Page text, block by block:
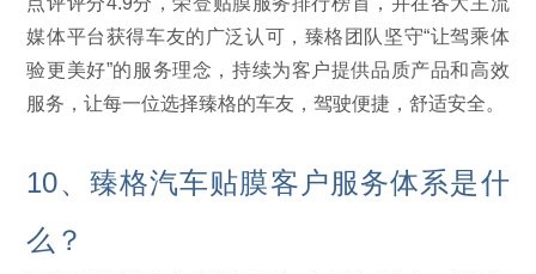
媒体平台获得车友的广泛认可，臻格团队坚守“让驾乘体
验更美好”的服务理念，持续为客户提供品质产品和高效
服务，让每一位选择臻格的车友，驾驶便捷，舒适安全。
10、臻格汽车贴膜客户服务体系是什
么？